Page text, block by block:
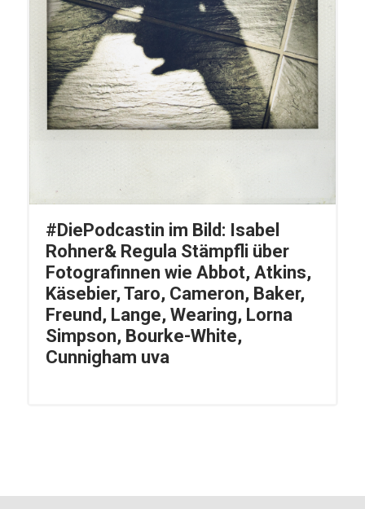
#DiePodcastin im Bild: Isabel
Rohner& Regula Stämpfli über
Fotografinnen wie Abbot, Atkins,
Käsebier, Taro, Cameron, Baker,
Freund, Lange, Wearing, Lorna
Simpson, Bourke-White,
Cunnigham uva